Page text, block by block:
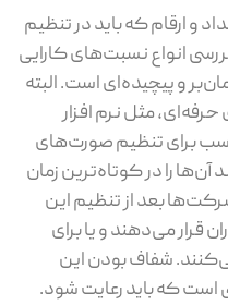
و ارقام که باید در تنظیم
انواع نسبت‌های کارایی
و پیچیده‌ای است. البته
مثل نرم افزار
برای تنظیم صورت‌های
آن‌ها را در کوتاه‌ترین زمان
بعد از تنظیم این
قرار می‌دهند و یا برای
شفاف بودن این
است که باید رعایت شود.